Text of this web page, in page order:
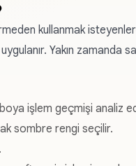
kullanmak
Yakın zamanda
işlem geçmişi analiz
sombre rengi seçilir.